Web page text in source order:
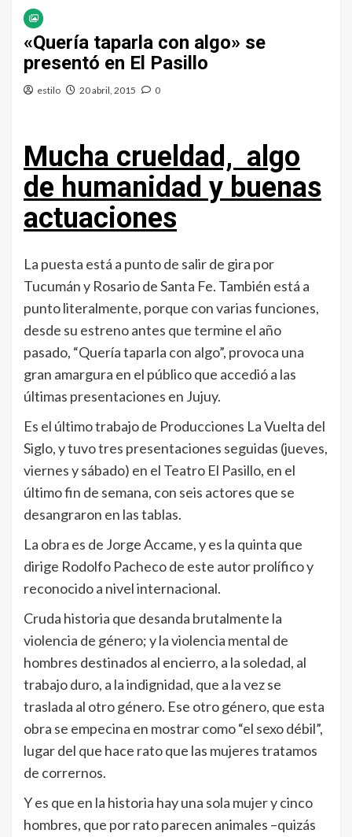
«Quería taparla con algo» se
presentó en El Pasillo
estilo 20 abril, 2015 0
Mucha crueldad, algo
de humanidad y buenas
actuaciones
La puesta está a punto de salir de gira por
Tucumán y Rosario de Santa Fe. También está a
punto literalmente, porque con varias funciones,
desde su estreno antes que termine el año
pasado, “Quería taparla con algo”, provoca una
gran amargura en el público que accedió a las
últimas presentaciones en Jujuy.
Es el último trabajo de Producciones La Vuelta del
Siglo, y tuvo tres presentaciones seguidas (jueves,
viernes y sábado) en el Teatro El Pasillo, en el
último fin de semana, con seis actores que se
desangraron en las tablas.
La obra es de Jorge Accame, y es la quinta que
dirige Rodolfo Pacheco de este autor prolífico y
reconocido a nivel internacional.
Cruda historia que desanda brutalmente la
violencia de género; y la violencia mental de
hombres destinados al encierro, a la soledad, al
trabajo duro, a la indignidad, que a la vez se
traslada al otro género. Ese otro género, que esta
obra se empecina en mostrar como “el sexo débil”,
lugar del que hace rato que las mujeres tratamos
de corrernos.
Y es que en la historia hay una sola mujer y cinco
hombres, que por rato parecen animales –quizás